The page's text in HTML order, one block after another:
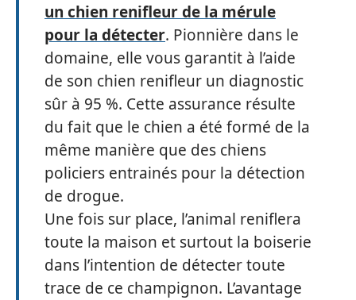
un chien renifleur de la mérule
pour la détecter. Pionnière dans le
domaine, elle vous garantit à l’aide
de son chien renifleur un diagnostic
sûr à 95 %. Cette assurance résulte
du fait que le chien a été formé de la
même manière que des chiens
policiers entrainés pour la détection
de drogue.
Une fois sur place, l’animal reniflera
toute la maison et surtout la boiserie
dans l’intention de détecter toute
trace de ce champignon. L’avantage